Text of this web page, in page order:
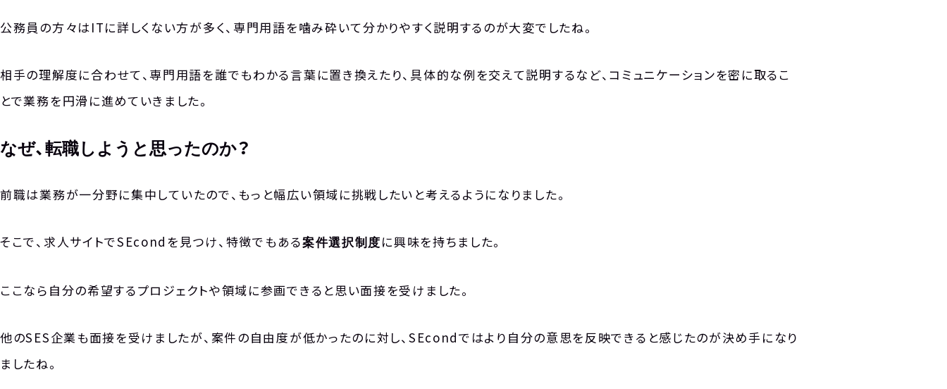
TOP
セコンドについて
NEWS
公務員の方々はITに詳しくない方が多く、専門用語を噛み砕いて分かりやすく説明するのが大変でしたね。
相手の理解度に合わせて、専門用語を誰でもわかる言葉に置き換えたり、具体的な例を交えて説明するなど、コミュニケーションを密に取るこ
とで業務を円滑に進めていきました。
なぜ、転職しようと思ったのか？
前職は業務が一分野に集中していたので、もっと幅広い領域に挑戦したいと考えるようになりました。
そこで、求人サイトでSEcondを見つけ、特徴でもある案件選択制度 に興味を持ちました。
ここなら自分の希望するプロジェクトや領域に参画できると思い面接を受けました。
他のSES企業も面接を受けましたが、案件の自由度が低かったのに対し、SEcondではより自分の意思を反映できると感じたのが決め手になり
ましたね。